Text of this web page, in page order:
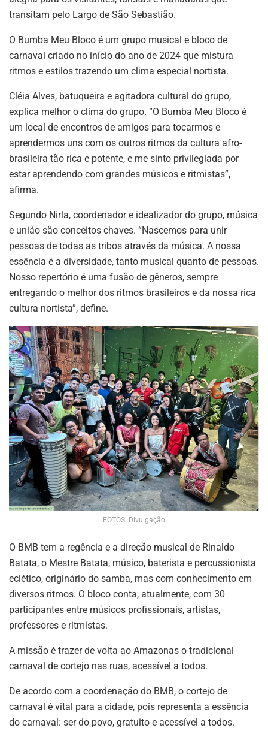
transitam pelo Largo de São Sebastião.
O Bumba Meu Bloco é um grupo musical e bloco de
carnaval criado no início do ano de 2024 que mistura
ritmos e estilos trazendo um clima especial nortista.
Cléia Alves, batuqueira e agitadora cultural do grupo,
explica melhor o clima do grupo. “O Bumba Meu Bloco é
um local de encontros de amigos para tocarmos e
aprendermos uns com os outros ritmos da cultura afro-
brasileira tão rica e potente, e me sinto privilegiada por
estar aprendendo com grandes músicos e ritmistas”,
afirma.
Segundo Nirla, coordenador e idealizador do grupo, música
e união são conceitos chaves. “Nascemos para unir
pessoas de todas as tribos através da música. A nossa
essência é a diversidade, tanto musical quanto de pessoas.
Nosso repertório é uma fusão de gêneros, sempre
entregando o melhor dos ritmos brasileiros e da nossa rica
cultura nortista”, define.
FOTOS: Divulgação
O BMB tem a regência e a direção musical de Rinaldo
Batata, o Mestre Batata, músico, baterista e percussionista
eclético, originário do samba, mas com conhecimento em
diversos ritmos. O bloco conta, atualmente, com 30
participantes entre músicos profissionais, artistas,
professores e ritmistas.
A missão é trazer de volta ao Amazonas o tradicional
carnaval de cortejo nas ruas, acessível a todos.
De acordo com a coordenação do BMB, o cortejo de
carnaval é vital para a cidade, pois representa a essência
do carnaval: ser do povo, gratuito e acessível a todos.